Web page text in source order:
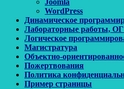
Joomla
WordPress
Динамическое
Лабораторные работы,
Логическое
Магистратура
Объектно-
Пожертвования
Политика
Пример страницы